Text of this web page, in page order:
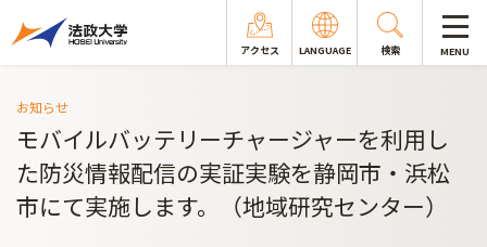
アクセス LANGUAGE 検索 MENU
お知らせ
モバイルバッテリーチャージャーを利用し
た防災情報配信の実証実験を静岡市・浜松
市にて実施します。（地域研究センター）